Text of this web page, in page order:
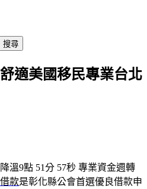
適美國移民專業台北
溫9點 51分 57秒 專業資金週轉
款是彰化縣公會首選優良借款申